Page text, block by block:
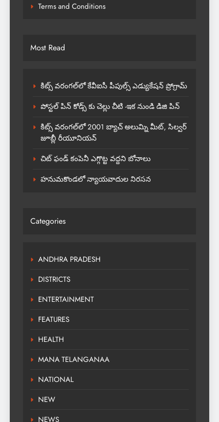
Terms and Conditions
Most Read
కిట్స్ వరంగల్‌లో కేవీఐసీ పీపుల్స్ ఎడ్యుకేషన్ ప్రోగ్రామ్
పోస్టల్ పిన్ కోడ్స్ కు చెల్లు చీటి -ఇక నుండి డిజి పిన్
కిట్స్ వరంగల్‌లో 2001 బ్యాచ్ అలుమ్ని మీట్, సిల్వర్
జూబ్లీ రీయూనియన్
చిట్ ఫండ్ కంపెనీ ఎగ్గొట్ట వద్దని బోనాలు
హనుమకొండలో న్యాయవాదుల నిరసన
Categories
ANDHRA PRADESH
DISTRICTS
ENTERTAINMENT
FEATURES
HEALTH
MANA TELANGANAA
NATIONAL
NEW
NEWS